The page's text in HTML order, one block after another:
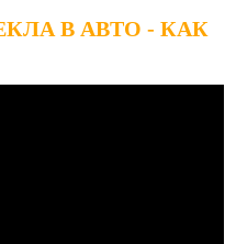
В АВТО - КАК